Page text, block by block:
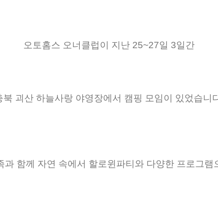
오토홈스 오너클럽이 지난 25~27일 3일간
북 괴산 하늘사랑 야영장에서 캠핑 모임이 있었습니
과 함께 자연 속에서 할로윈파티와 다양한 프로그램